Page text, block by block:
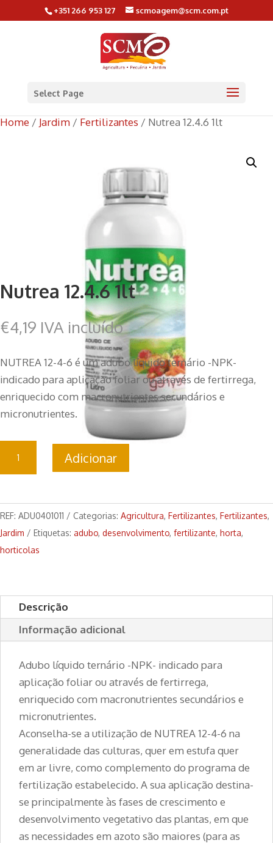
+351 266 953 127 scmoagem@scm.com.pt
Select Page
Home / Jardim / Fertilizantes / Nutrea 12.4.6 1lt
Nutrea 12.4.6 1lt
€4,19 IVA incluído
NUTREA 12-4-6 é um adubo líquido ternário -NPK-
indicado para aplicação foliar ou através de fertirrega,
enriquecido com macronutrientes secundários e
micronutrientes.
Quantidade
12.4.6
1lt
Adicionar
REF: ADU0401011 Categorias: Agricultura, Fertilizantes, Fertilizantes,
Jardim
Etiquetas: adubo, desenvolvimento, fertilizante, horta,
horticolas
Descrição
Informação adicional
Adubo líquido ternário -NPK- indicado para
aplicação foliar ou através de fertirrega,
enriquecido com macronutrientes secundários e
micronutrientes.
Aconselha-se a utilização de NUTREA 12-4-6 na
generalidade das culturas, quer em estufa quer
em ar livre, como complemento do programa de
fertilização estabelecido. A sua aplicação destina-
se principalmente às fases de crescimento e
desenvolvimento vegetativo das plantas, em que
as necessidades em azoto são maiores (para as